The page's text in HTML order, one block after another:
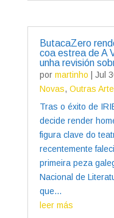
ButacaZero
coa estrea de A
unha revisión
por martinho Jul
Novas, Outras
Tras o éxito de
decide render
figura clave do
recentemente
primeira peza
Nacional de
que...
leer más